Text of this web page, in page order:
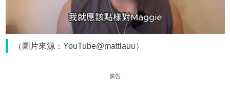
（圖片來源：YouTube@mattlauu）
廣告